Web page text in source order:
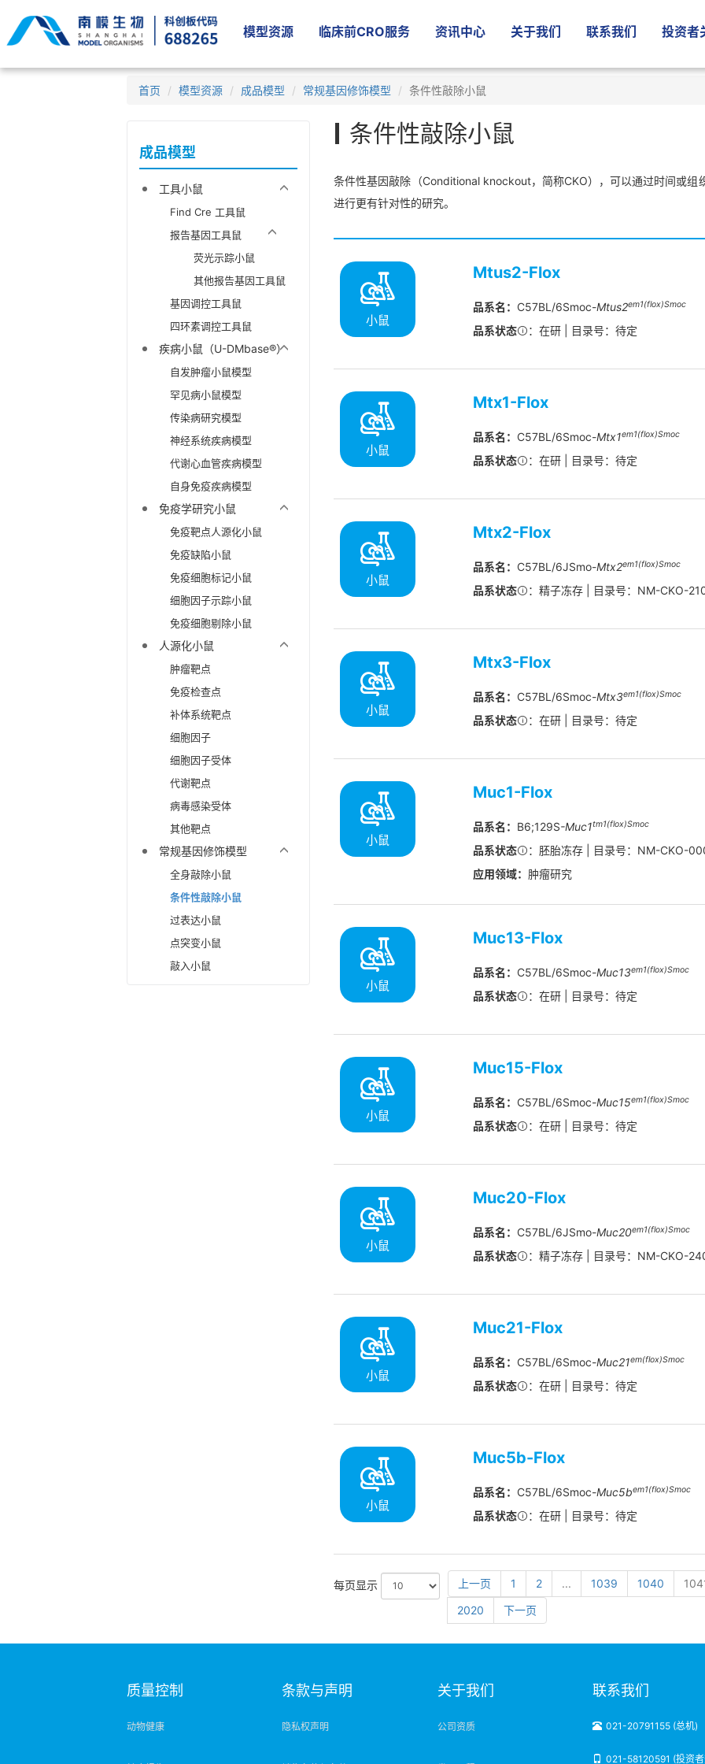
模型资源 临床前CRO服务 资讯中心 关于我们 联系我们 投资者
首页 模型资源 成品模型 常规基因修饰模型 条件性敲除小鼠
成品模型
工具小鼠
Find Cre 工具鼠
报告基因工具鼠
荧光示踪小鼠
其他报告基因工具鼠
基因调控工具鼠
四环素调控工具鼠
疾病小鼠（U-DMbase®）
自发肿瘤小鼠模型
罕见病小鼠模型
传染病研究模型
神经系统疾病模型
代谢心血管疾病模型
自身免疫疾病模型
免疫学研究小鼠
免疫靶点人源化小鼠
免疫缺陷小鼠
免疫细胞标记小鼠
细胞因子示踪小鼠
免疫细胞剔除小鼠
人源化小鼠
肿瘤靶点
免疫检查点
补体系统靶点
细胞因子
细胞因子受体
代谢靶点
病毒感染受体
其他靶点
常规基因修饰模型
全身敲除小鼠
条件性敲除小鼠
过表达小鼠
点突变小鼠
敲入小鼠
条件性敲除小鼠
条件性基因敲除（Conditional knockout，简称CKO），可以通过时间或组
进行更有针对性的研究。
小鼠
Mtus2-Flox
品系名： C57BL/6Smoc-Mtus2em1(flox)Smoc
品系状态 ：在研 | 目录号：待定
小鼠
Mtx1-Flox
品系名： C57BL/6Smoc-Mtx1em1(flox)Smoc
品系状态 ：在研 | 目录号：待定
小鼠
Mtx2-Flox
品系名： C57BL/6JSmo-Mtx2em1(flox)Smoc
品系状态 ：精子冻存 | 目录号：NM-CKO-
小鼠
Mtx3-Flox
品系名： C57BL/6Smoc-Mtx3em1(flox)Smoc
品系状态 ：在研 | 目录号：待定
小鼠
Muc1-Flox
品系名： B6;129S-Muc1tm1(flox)Smoc
品系状态
：胚胎冻存 | 目录号：NM-CKO-
应用领域： 肿瘤研究
小鼠
Muc13-Flox
品系名： C57BL/6Smoc-Muc13em1(flox)Smoc
品系状态 ：在研 | 目录号：待定
小鼠
Muc15-Flox
品系名： C57BL/6Smoc-Muc15em1(flox)Smoc
品系状态 ：在研 | 目录号：待定
小鼠
Muc20-Flox
品系名： C57BL/6JSmo-Muc20em1(flox)Smoc
品系状态 ：精子冻存 | 目录号：NM-CKO-
小鼠
Muc21-Flox
品系名： C57BL/6Smoc-Muc21em(flox)Smoc
品系状态 ：在研 | 目录号：待定
小鼠
Muc5b-Flox
品系名： C57BL/6Smoc-Muc5bem1(flox)Smoc
品系状态 ：在研 | 目录号：待定
每页显示 上一页 1 2 ... 1039 1040
2020
下一页
质量控制
动物健康
条款与声明
隐私权声明
关于我们
公司资质
联系我们
021-20791155 (总机)
021-58120591 (投资